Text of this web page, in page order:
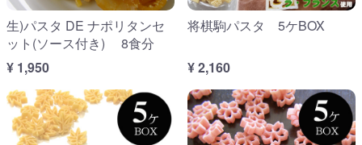
生)パスタ DE ナポリタンセ
ット(ソース付き) 8食分
¥ 1,950
将棋駒パスタ 5ケBOX
¥ 2,160